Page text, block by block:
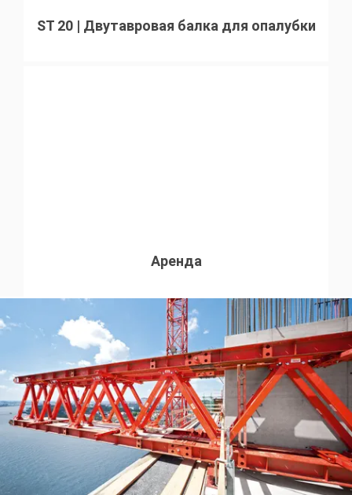
ST 20 | Двутавровая балка для опалубки
Аренда